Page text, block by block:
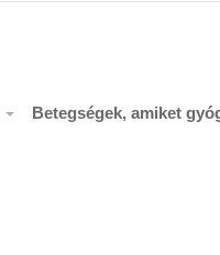
Betegségek, amiket